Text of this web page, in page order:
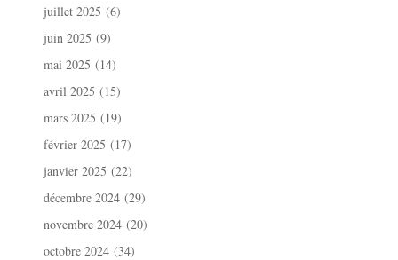
juillet 2025 (6)
juin 2025 (9)
mai 2025 (14)
avril 2025 (15)
mars 2025 (19)
février 2025 (17)
janvier 2025 (22)
décembre 2024 (29)
novembre 2024 (20)
octobre 2024 (34)